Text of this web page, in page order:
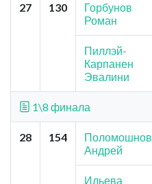
27 130
Горбунов
Роман
Пиллэй-
Карпанен
Эвалини
1\8 финала
28 154
Поломошнов
Андрей
Ильева